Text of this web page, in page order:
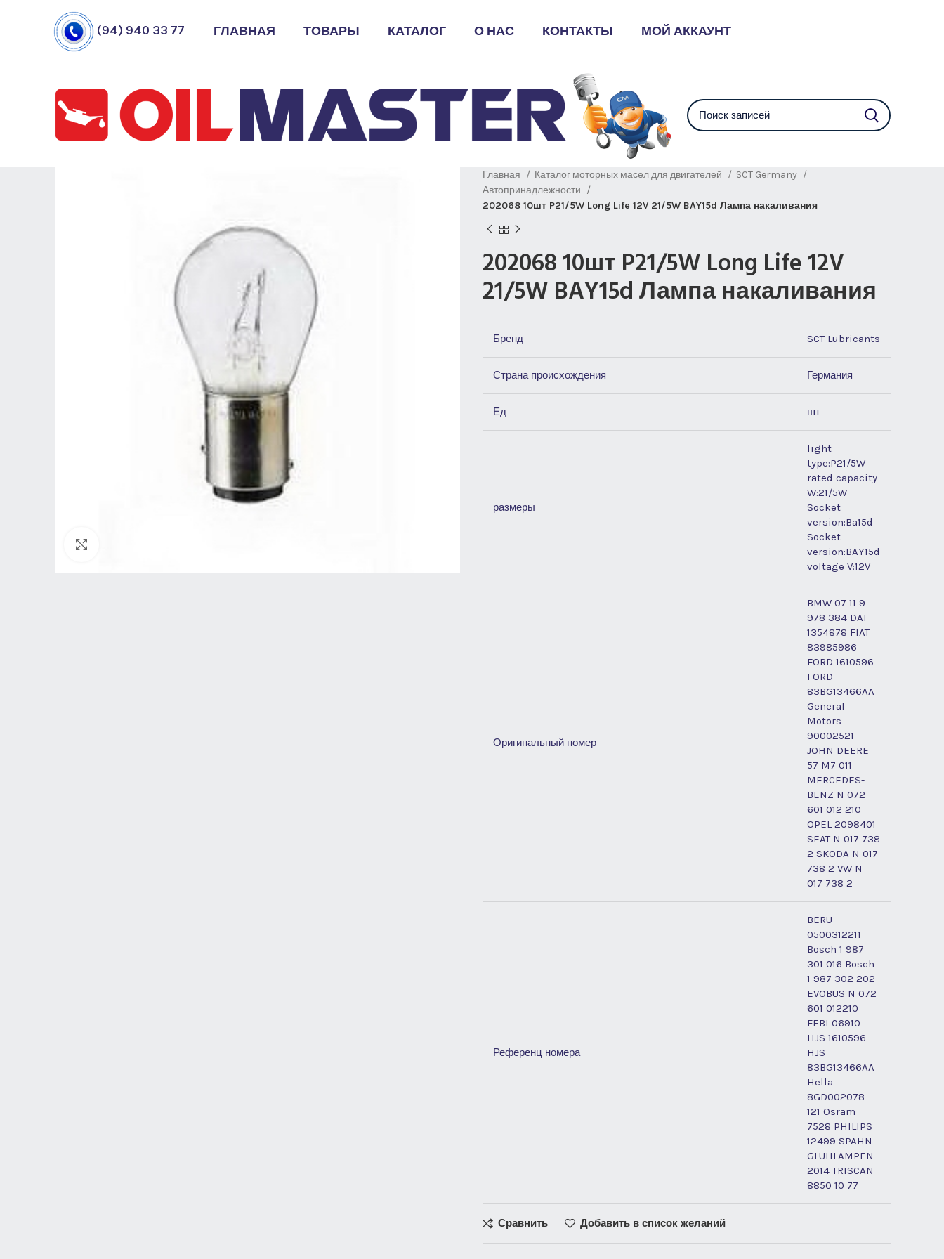
(94) 940 33 77 ГЛАВНАЯ ТОВАРЫ КАТАЛОГ О НАС КОНТАКТЫ МОЙ АККАУНТ
Главная Каталог моторных масел для двигателей
SCT Germany
Автопринадлежности
202068 10шт P21/5W Long Life 12V 21/5W BAY15d Лампа накаливания
202068 10шт P21/5W Long Life 12V
21/5W BAY15d Лампа накаливания
Бренд SCT Lubricants
Страна происхождения Германия
Ед шт
размеры
light
type:P21/5W
rated capacity
W:21/5W
Socket
version:Ba15d
Socket
version:BAY15d
voltage V:12V
Оригинальный номер
BMW 07 11 9
978 384 DAF
1354878 FIAT
83985986
FORD 1610596
FORD
83BG13466AA
General
Motors
90002521
JOHN DEERE
57 M7 011
MERCEDES-
BENZ N 072
601 012 210
OPEL 2098401
SEAT N 017 738
2 SKODA N 017
738 2 VW N
017 738 2
Референц номера
BERU
0500312211
Bosch 1 987
301 016 Bosch
1 987 302 202
EVOBUS N 072
601 012210
FEBI 06910
HJS 1610596
HJS
83BG13466AA
Hella
8GD002078-
121 Osram
7528 PHILIPS
12499 SPAHN
GLUHLAMPEN
2014 TRISCAN
8850 10 77
Сравнить Добавить в список желаний